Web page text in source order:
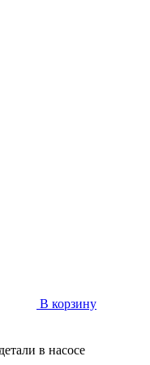
В корзину
в насосе